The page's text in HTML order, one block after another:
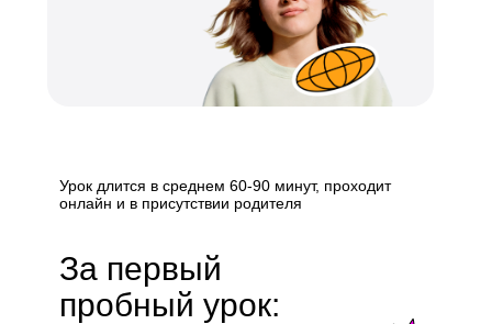
Урок длится в среднем 60-90 минут, проходит
онлайн и в присутствии родителя
За первый
пробный урок: